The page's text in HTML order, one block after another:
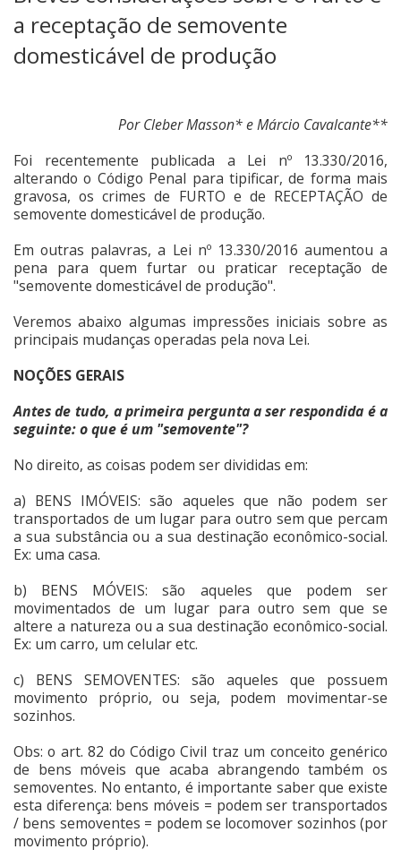
a receptação de semovente
domesticável de produção
Por Cleber Masson* e Márcio Cavalcante**
Foi recentemente publicada a Lei nº 13.330/2016,
alterando o Código Penal para tipificar, de forma mais
gravosa, os crimes de FURTO e de RECEPTAÇÃO de
semovente domesticável de produção.
Em outras palavras, a Lei nº 13.330/2016 aumentou a
pena para quem furtar ou praticar receptação de
"semovente domesticável de produção".
Veremos abaixo algumas impressões iniciais sobre as
principais mudanças operadas pela nova Lei.
NOÇÕES GERAIS
Antes de tudo, a primeira pergunta a ser respondida é a
seguinte: o que é um "semovente"?
No direito, as coisas podem ser divididas em:
a) BENS IMÓVEIS: são aqueles que não podem ser
transportados de um lugar para outro sem que percam
a sua substância ou a sua destinação econômico-social.
Ex: uma casa.
b) BENS MÓVEIS: são aqueles que podem ser
movimentados de um lugar para outro sem que se
altere a natureza ou a sua destinação econômico-social.
Ex: um carro, um celular etc.
c) BENS SEMOVENTES: são aqueles que possuem
movimento próprio, ou seja, podem movimentar-se
sozinhos.
Obs: o art. 82 do Código Civil traz um conceito genérico
de bens móveis que acaba abrangendo também os
semoventes. No entanto, é importante saber que existe
esta diferença: bens móveis = podem ser transportados
/ bens semoventes = podem se locomover sozinhos (por
movimento próprio).